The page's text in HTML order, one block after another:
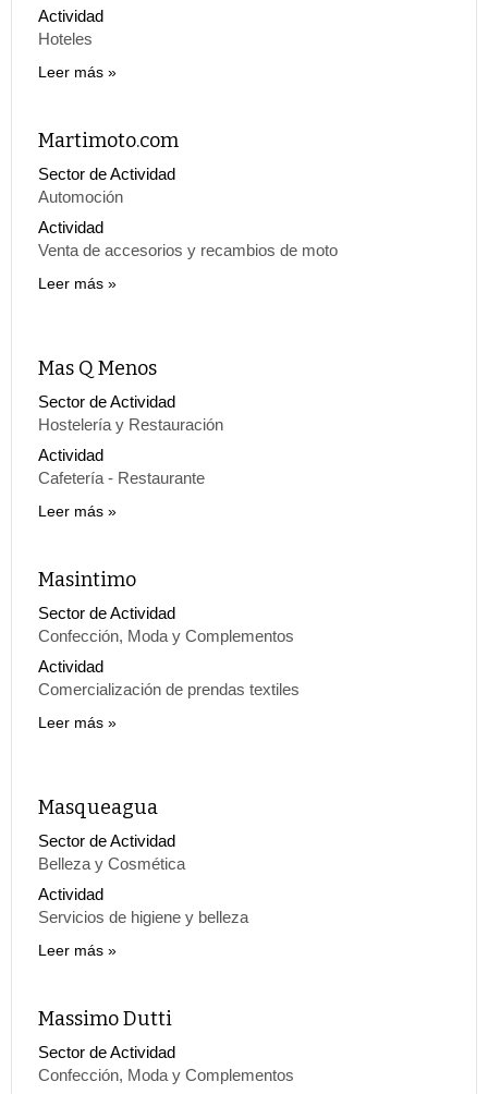
Actividad
Hoteles
Leer más
Martimoto.com
Sector de Actividad
Automoción
Actividad
Venta de accesorios y recambios de moto
Leer más
Mas Q Menos
Sector de Actividad
Hostelería y Restauración
Actividad
Cafetería - Restaurante
Leer más
Masintimo
Sector de Actividad
Confección, Moda y Complementos
Actividad
Comercialización de prendas textiles
Leer más
Masqueagua
Sector de Actividad
Belleza y Cosmética
Actividad
Servicios de higiene y belleza
Leer más
Massimo Dutti
Sector de Actividad
Confección, Moda y Complementos